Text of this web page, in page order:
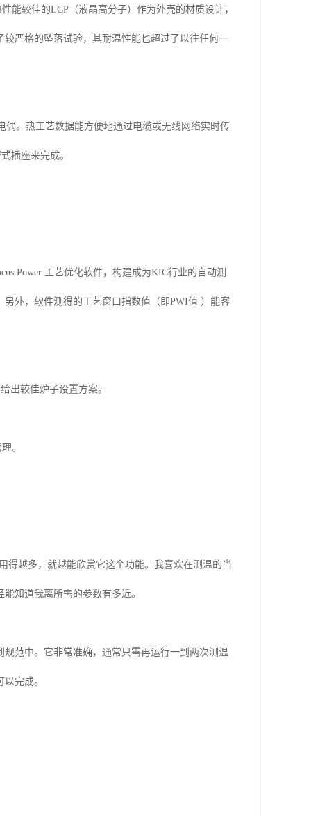
能较佳的LCP （液晶高分子）作为外壳的材质设计，
严格的坠落试验，其耐温性能也超过了以往任何一
偶。热工艺数据能方便地通过电缆或无线网络实时传
插座来完成。
Power 工艺优化软件，构建成为KIC行业的自动测
外，软件测得的工艺窗口指数值（即PWI值 ）能客
出较佳炉子设置方案。
。
得越多，就越能欣赏它这个功能。我喜欢在测温的当
知道我离所需的参数有多近。
范中。它非常准确，通常只需再运行一到两次测温
完成。